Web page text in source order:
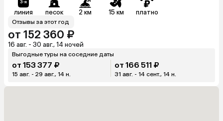
линия песок 2 км 15 км платно
Отзывы за этот год
от 152 360 ₽
16 авг. - 30 авг., 14 ночей
Выгодные туры на соседние даты
от 153 377 ₽
15 авг. - 29 авг., 14 н.
от 166 511 ₽
31 авг. - 14 сент., 14 н.